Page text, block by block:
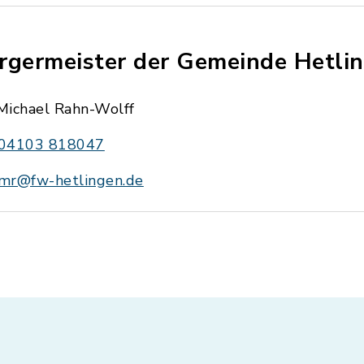
der Gemeinde
Rahn-Wolff
818047
hetlingen.de